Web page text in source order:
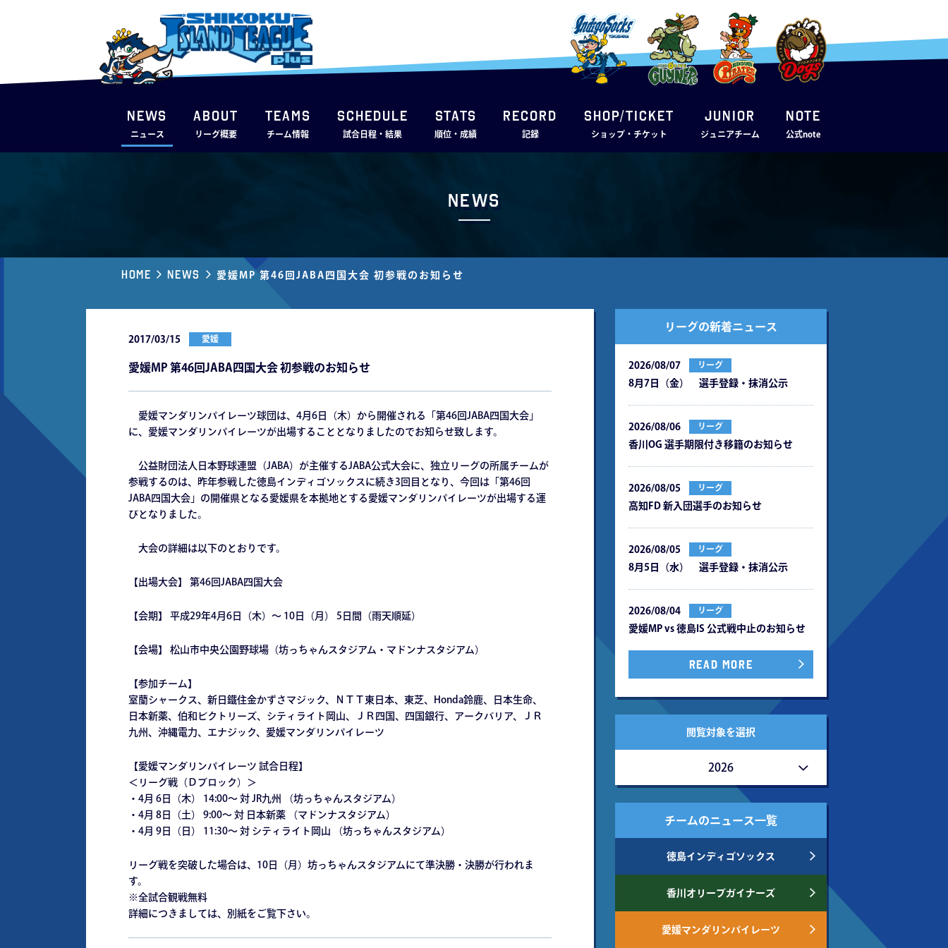
NEWS
ニュース
ABOUT
リーグ概要
TEAMS
チーム情報
SCHEDULE
試合日程・結果
STATS
順位・成績
RECORD
記録
SHOP/TICKET
ショップ・チケット
JUNIOR
ジュニアチーム
note
公式note
News
Home News 愛媛MP 第46回JABA四国大会 初参戦のお知らせ
2017/03/15 愛媛
愛媛MP 第46回JABA四国大会 初参戦のお知らせ
愛媛マンダリンパイレーツ球団は、4月6日（木）から開催される「第46回JABA四国大会」
に、愛媛マンダリンパイレーツが出場することとなりましたのでお知らせ致します。
公益財団法人日本野球連盟（JABA）が主催するJABA公式大会に、独立リーグの所属チームが
参戦するのは、昨年参戦した徳島インディゴソックスに続き3回目となり、今回は「第46回
JABA四国大会」の開催県となる愛媛県を本拠地とする愛媛マンダリンパイレーツが出場する運
びとなりました。
大会の詳細は以下のとおりです。
【出場大会】 第46回JABA四国大会
【会期】 平成29年4月6日（木）～ 10日（月） 5日間（雨天順延）
【会場】 松山市中央公園野球場（坊っちゃんスタジアム・マドンナスタジアム）
【参加チーム】
室蘭シャークス、新日鐵住金かずさマジック、ＮＴＴ東日本、東芝、Honda鈴鹿、日本生命、
日本新薬、伯和ビクトリーズ、シティライト岡山、ＪＲ四国、四国銀行、アークバリア、ＪＲ
九州、沖縄電力、エナジック、愛媛マンダリンパイレーツ
【愛媛マンダリンパイレーツ 試合日程】
＜リーグ戦（Ｄブロック）＞
・4月 6日（木） 14:00～ 対 JR九州 （坊っちゃんスタジアム）
・4月 8日（土） 9:00～ 対 日本新薬 （マドンナスタジアム）
・4月 9日（日） 11:30～ 対 シティライト岡山 （坊っちゃんスタジアム）
リーグ戦を突破した場合は、10日（月）坊っちゃんスタジアムにて準決勝・決勝が行われま
す。
※全試合観戦無料
詳細につきましては、別紙をご覧下さい。
リーグの新着ニュース
2026/08/07 リーグ
8月7日（金） 選手登録・抹消公示
2026/08/06 リーグ
⾹川OG 選⼿期限付き移籍のお知らせ
2026/08/05 リーグ
⾼知FD 新⼊団選⼿のお知らせ
2026/08/05 リーグ
8月5日（水） 選手登録・抹消公示
2026/08/04 リーグ
愛媛MP vs 徳島IS 公式戦中⽌のお知らせ
READ MORE
閲覧対象を選択
2026
チームのニュース一覧
徳島インディゴソックス
香川オリーブガイナーズ
愛媛マンダリンパイレーツ